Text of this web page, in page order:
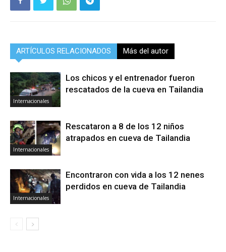
ARTÍCULOS RELACIONADOS Más del autor
Internacionales
Los chicos y el entrenador fueron
rescatados de la cueva en Tailandia
Internacionales
Rescataron a 8 de los 12 niños
atrapados en cueva de Tailandia
Internacionales
Encontraron con vida a los 12 nenes
perdidos en cueva de Tailandia